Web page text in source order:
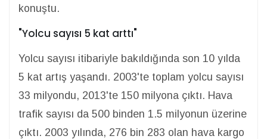
konuştu.
"Yolcu sayısı 5 kat arttı"
Yolcu sayısı itibariyle bakıldığında son 10 yılda
5 kat artış yaşandı. 2003'te toplam yolcu sayısı
33 milyondu, 2013'te 150 milyona çıktı. Hava
trafik sayısı da 500 binden 1.5 milyonun üzerine
çıktı. 2003 yılında, 276 bin 283 olan hava kargo